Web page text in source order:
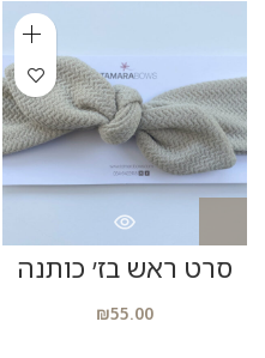
סרט ראש בז׳ כותנה
₪55.00